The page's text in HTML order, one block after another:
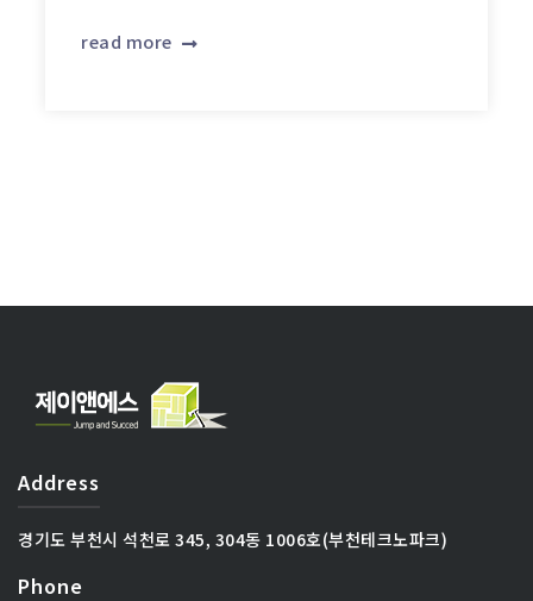
read more
Address
경기도 부천시 석천로 345, 304동 1006호(부천테크노파크)
Phone